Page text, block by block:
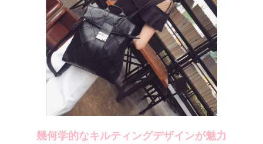
幾何学的なキルティングデザインが魅力